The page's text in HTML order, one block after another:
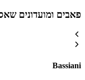
פאבים ומועדונים
Bassiani